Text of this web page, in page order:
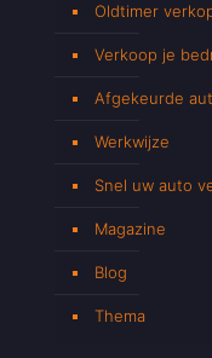
Oldtimer
Verkoop je
Afgekeurde
Werkwijze
Snel uw auto
Magazine
Blog
Thema